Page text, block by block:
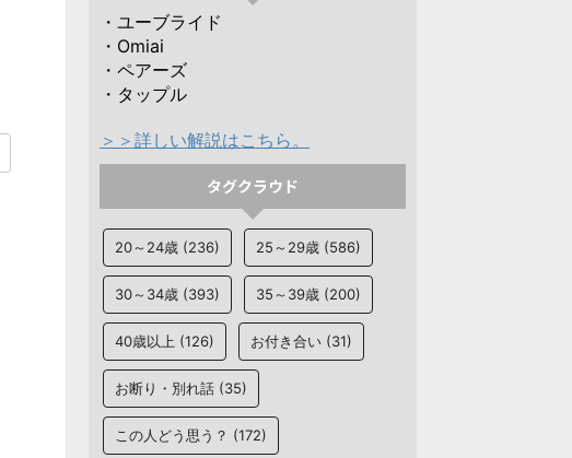
・ユーブライド
・Omiai
・ペアーズ
・タップル
＞＞詳しい解説はこちら。
タグクラウド
20～24歳 (236) 25～29歳 (586)
30～34歳 (393) 35～39歳 (200)
40歳以上 (126) お付き合い (31)
お断り・別れ話 (35)
この人どう思う？ (172)